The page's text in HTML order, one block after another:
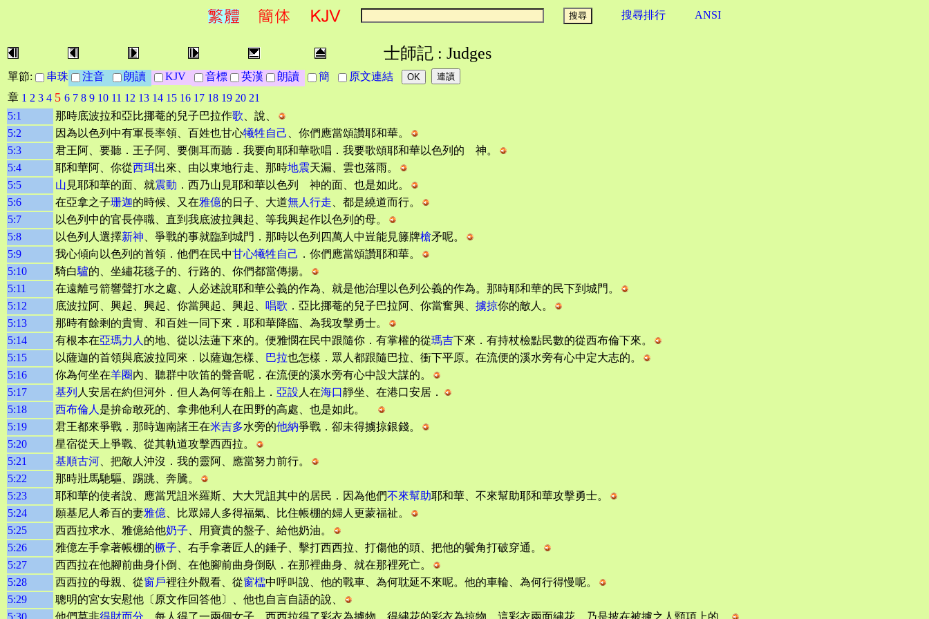
搜尋排行 ANSI
士師記 : Judges
單節: 串珠 注音 朗讀 KJV 音標 英漢 朗讀 簡
原文連結
章 1 2 3 4 5 6 7 8 9 10 11 12 13 14 15 16 17 18 19 20 21
5:1
那時底波拉和亞比挪菴的兒子巴拉作歌 、說、
5:2
因為以色列中有軍長率領、百姓也甘心犧牲自己
、你們應當頌讚耶和華。
5:3
君王阿、要聽．王子阿、要側耳而聽．我要向耶和華歌唱．我要歌頌耶和華以色列的 神。
5:4
耶和華阿、你從西珥出來、由以東地行走、那時地震天漏、雲也落雨。
5:5
山 見耶和華的面、就震動 ．西乃山見耶和華以色列 神的面、也是如此。
5:6
在亞拿之子珊迦的時候、又在雅億的日子、大道無人行走 、都是繞道而行。
5:7
以色列中的官長停職、直到我底波拉興起、等我興起作以色列的母。
5:8
以色列人選擇新神 、爭戰的事就臨到城門．那時以色列四萬人中豈能見籐牌槍矛呢。
5:9
我心傾向以色列的首領．他們在民中甘心犧牲自己 ．你們應當頌讚耶和華。
5:10
騎白驢的、坐繡花毯子的、行路的、你們都當傳揚。
5:11
在遠離弓箭響聲打水之處、人必述說耶和華公義的作為、就是他治理以色列公義的作為。那時耶和華的民下到城門。
5:12
底波拉阿、興起、興起、你當興起、興起、 唱歌 ．亞比挪菴的兒子巴拉阿、你當奮興、 擄掠你的敵人。
5:13
那時有餘剩的貴冑、和百姓一同下來．耶和華降臨、為我攻擊勇士。
5:14
有根本在亞瑪力人 的地、從以法蓮下來的。便雅憫在民中跟隨你．有掌權的從瑪吉下來．有持杖檢點民數的從西布倫下來。
5:15
以薩迦的首領與底波拉同來．以薩迦怎樣、 巴拉也怎樣．眾人都跟隨巴拉、衝下平原。在流便的溪水旁有心中定大志的。
5:16
你為何坐在羊圈內、聽群中吹笛的聲音呢．在流便的溪水旁有心中設大謀的。
5:17
基列 人安居在約但河外．但人為何等在船上． 亞設 人在海口靜坐、在港口安居．
5:18
西布倫人 是拚命敢死的、拿弗他利人在田野的高處、也是如此。
5:19
君王都來爭戰．那時迦南諸王在米吉多水旁的他納爭戰．卻未得擄掠銀錢。
5:20
星宿從天上爭戰、從其軌道攻擊西西拉。
5:21
基順古河 、把敵人沖沒．我的靈阿、應當努力前行。
5:22
那時壯馬馳驅、踢跳、奔騰。
5:23
耶和華的使者說、應當咒詛米羅斯、大大咒詛其中的居民．因為他們不來幫助耶和華、不來幫助耶和華攻擊勇士。
5:24
願基尼人希百的妻雅億 、比眾婦人多得福氣、比住帳棚的婦人更蒙福祉。
5:25
西西拉求水、雅億給他奶子 、用寶貴的盤子、給他奶油。
5:26
雅億左手拿著帳棚的橛子 、右手拿著匠人的錘子、擊打西西拉、打傷他的頭、把他的鬢角打破穿通。
5:27
西西拉在他腳前曲身仆倒、在他腳前曲身倒臥．在那裡曲身、就在那裡死亡。
5:28
西西拉的母親、從窗戶裡往外觀看、從窗櫺中呼叫說、他的戰車、為何耽延不來呢。他的車輪、為何行得慢呢。
5:29
聰明的宮女安慰他〔原文作回答他〕、他也自言自語的說、
5:30
他們莫非得財而分 ．每人得了一兩個女子．西西拉得了彩衣為擄物、得繡花的彩衣為掠物．這彩衣兩面繡花。乃是披在被擄之人頸項上的。